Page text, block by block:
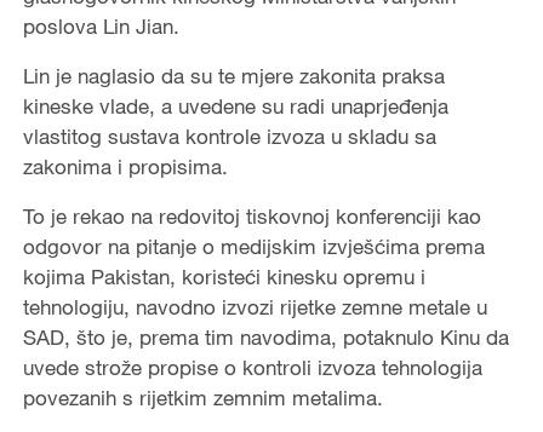
poslova Lin Jian.
Lin je naglasio da su te mjere zakonita praksa
kineske vlade, a uvedene su radi unaprjeđenja
vlastitog sustava kontrole izvoza u skladu sa
zakonima i propisima.
To je rekao na redovitoj tiskovnoj konferenciji kao
odgovor na pitanje o medijskim izvješćima prema
kojima Pakistan, koristeći kinesku opremu i
tehnologiju, navodno izvozi rijetke zemne metale u
SAD, što je, prema tim navodima, potaknulo Kinu da
uvede strože propise o kontroli izvoza tehnologija
povezanih s rijetkim zemnim metalima.